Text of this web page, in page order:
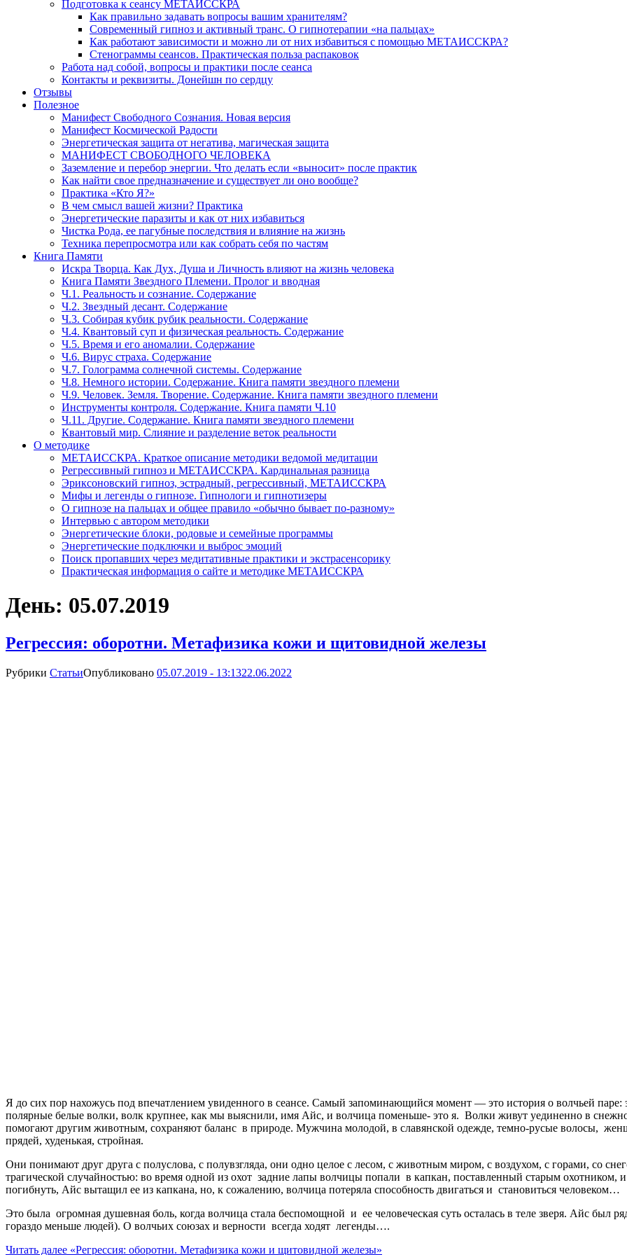
Подготовка к сеансу МЕТАИССКРА
Как правильно задавать вопросы вашим хранителям?
Современный гипноз и активный транс. О гипнотерапии «на пальцах»
Как работают зависимости и можно ли от них избавиться с помощью МЕТАИССКРА?
Стенограммы сеансов. Практическая польза распаковок
Работа над собой, вопросы и практики после сеанса
Контакты и реквизиты. Донейшн по сердцу
Отзывы
Полезное
Манифест Свободного Сознания. Новая версия
Манифест Космической Радости
Энергетическая защита от негатива, магическая защита
МАНИФЕСТ СВОБОДНОГО ЧЕЛОВЕКА
Заземление и перебор энергии. Что делать если «выносит» после практик
Как найти свое предназначение и существует ли оно вообще?
Практика «Кто Я?»
В чем смысл вашей жизни? Практика
Энергетические паразиты и как от них избавиться
Чистка Рода, ее пагубные последствия и влияние на жизнь
Техника перепросмотра или как собрать себя по частям
Книга Памяти
Искра Творца. Как Дух, Душа и Личность влияют на жизнь человека
Книга Памяти Звездного Племени. Пролог и вводная
Ч.1. Реальность и сознание. Содержание
Ч.2. Звездный десант. Содержание
Ч.3. Собирая кубик рубик реальности. Содержание
Ч.4. Квантовый суп и физическая реальность. Содержание
Ч.5. Время и его аномалии. Содержание
Ч.6. Вирус страха. Содержание
Ч.7. Голограмма солнечной системы. Содержание
Ч.8. Немного истории. Содержание. Книга памяти звездного племени
Ч.9. Человек. Земля. Творение. Содержание. Книга памяти звездного племени
Инструменты контроля. Содержание. Книга памяти Ч.10
Ч.11. Другие. Содержание. Книга памяти звездного племени
Квантовый мир. Слияние и разделение веток реальности
О методике
МЕТАИССКРА. Краткое описание методики ведомой медитации
Регрессивный гипноз и МЕТАИССКРА. Кардинальная разница
Эриксоновский гипноз, эстрадный, регрессивный, МЕТАИССКРА
Мифы и легенды о гипнозе. Гипнологи и гипнотизеры
О гипнозе на пальцах и общее правило «обычно бывает по-разному»
Интервью с автором методики
Энергетические блоки, родовые и семейные программы
Энергетические подключки и выброс эмоций
Поиск пропавших через медитативные практики и экстрасенсорику
Практическая информация о сайте и методике МЕТАИССКРА
День: 05.07.2019
Регрессия: оборотни. Метафизика кожи и щитовидной железы
Рубрики СтатьиОпубликовано 05.07.2019 - 13:1322.06.2022
Я до сих пор нахожусь под впечатлением увиденного в сеансе. Самый запоминающийся момент — это история о волчьей
полярные белые волки, волк крупнее, как мы выяснили, имя Айс, и волчица поменьше- это я. Волки живут уединенно в
помогают другим животным, сохраняют баланс в природе. Мужчина молодой, в славянской одежде, темно-русые волосы,
прядей, худенькая, стройная.
Они понимают друг друга с полуслова, с полувзгляда, они одно целое с лесом, с животным миром, с воздухом, с горами, со
трагической случайностью: во время одной из охот задние лапы волчицы попали в капкан, поставленный старым охотником,
погибнуть, Айс вытащил ее из капкана, но, к сожалению, волчица потеряла способность двигаться и становиться человеком…
Это была огромная душевная боль, когда волчица стала беспомощной и ее человеческая суть осталась в теле зверя. Айс был
гораздо меньше людей). О волчьих союзах и верности всегда ходят легенды….
Читать далее «Регрессия: оборотни. Метафизика кожи и щитовидной железы»